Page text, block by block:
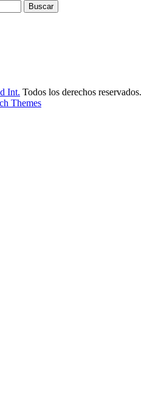
Int. Todos los derechos reservados.
Themes